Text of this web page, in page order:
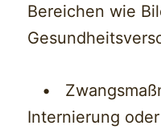
Bereichen wie
•
Internierung